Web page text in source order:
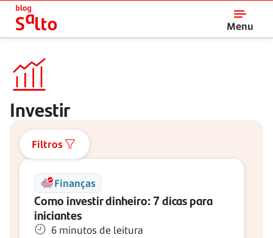
Menu
Salto
Investir
Filtros
Finanças
Como investir dinheiro: 7 dicas para
iniciantes
6 minutos de leitura